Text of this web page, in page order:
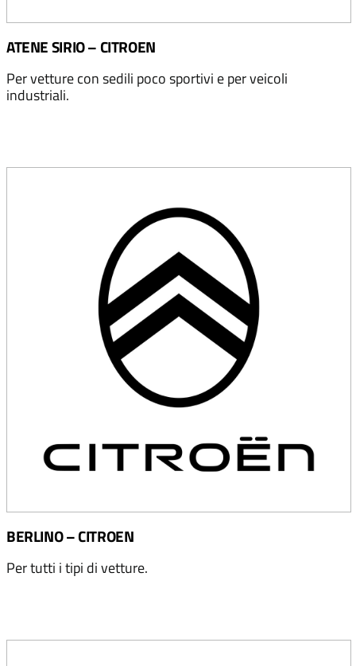
ATENE SIRIO – CITROEN
Per vetture con sedili poco sportivi e per veicoli
industriali.
BERLINO – CITROEN
Per tutti i tipi di vetture.